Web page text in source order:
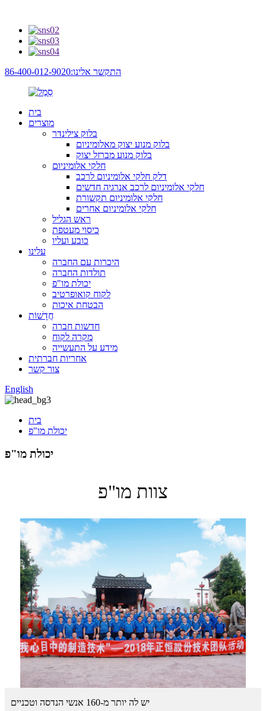
התקשר אלינו:86-400-012-9020
בית
מוצרים
בלוק צילינדר
בלוק מנוע יצוק מאלומיניום
בלוק מנוע מברזל יצוק
חלקי אלומיניום
דלק חלקי אלומיניום לרכב
חלקי אלומיניום לרכב אנרגיה חדשים
חלקי אלומיניום תקשורת
חלקי אלומיניום אחרים
ראש הגליל
כיסוי מעטפת
כובע ועליו
עלינו
היכרות עם החברה
תולדות החברה
יכולת מו"פ
לקוח קואופרטיב
הבטחת איכות
חֲדָשׁוֹת
חדשות חברה
מקרה לקוח
מידע על התעשייה
אחריות חברתית
צור קשר
English
בית
יכולת מו"פ
יכולת מו"פ
צוות מו"פ
יש לה יותר מ-160 אנשי הנדסה וטכניים